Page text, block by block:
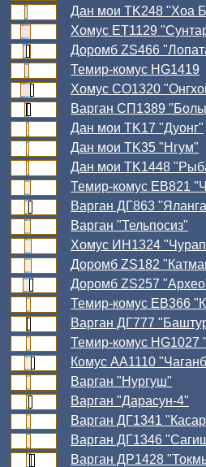
Дан мои TK248 "Хоа
Хомус ЕТ1129
Доромб ZS466
Темир-комус HG1419
Хомус СО1320
Варган СП1389
Дан мои TK17 "Дуонг"
Дан мои TK35 "Нгум"
Дан мои TK1448
Темир-комус ЕВ821
Варган ДГ863
Варган "Тельпосиз"
Хомус ИН1324
Доромб ZS182
Доромб ZS257
Темир-комус ЕВ366
Варган ДГ777
Темир-комус HG1027
Комус АА1110
Варган "Нургуш"
Варган "Дарасун-4"
Варган ДГ1341
Варган ДГ1346
Варган ДР1428